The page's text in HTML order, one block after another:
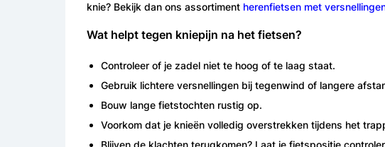
knie? Bekijk dan ons assortiment herenfietsen met
Wat helpt tegen kniepijn na het fietsen?
Controleer of je zadel niet te hoog of te laag staat.
Gebruik lichtere versnellingen bij tegenwind of langere
Bouw lange fietstochten rustig op.
Voorkom dat je knieën volledig overstrekken tijdens het